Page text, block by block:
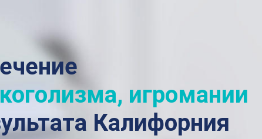
игромании
Калифорния